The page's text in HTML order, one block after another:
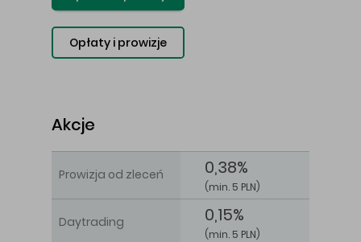
Opłaty i prowizje
Akcje
Prowizja od zleceń 0,38%
(min. 5 PLN)
Daytrading 0,15%
(min. 5 PLN)